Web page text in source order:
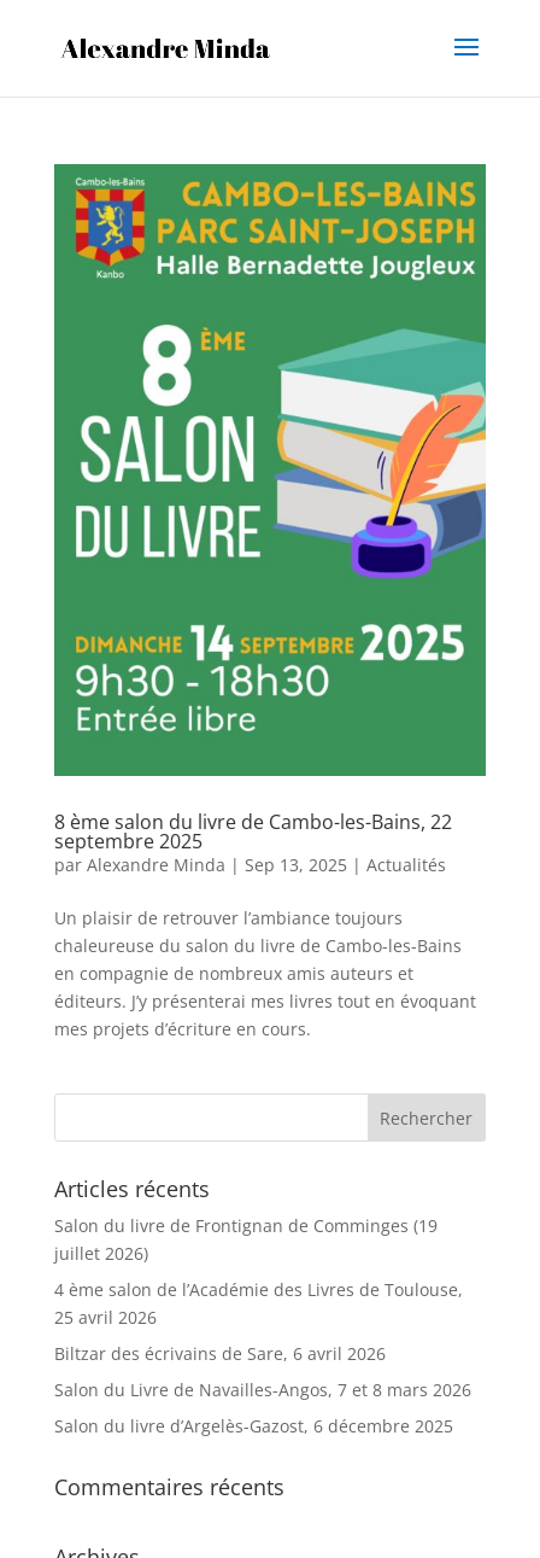
8 ème salon du livre de Cambo-les-Bains, 22
septembre 2025
par Alexandre Minda | Sep 13, 2025| Actualités
Un plaisir de retrouver l’ambiance toujours
chaleureuse du salon du livre de Cambo-les-Bains
en compagnie de nombreux amis auteurs et
éditeurs. J’y présenterai mes livres tout en évoquant
mes projets d’écriture en cours.
Articles récents
Salon du livre de Frontignan de Comminges (19
juillet 2026)
4 ème salon de l’Académie des Livres de Toulouse,
25 avril 2026
Biltzar des écrivains de Sare, 6 avril 2026
Salon du Livre de Navailles-Angos, 7 et 8 mars 2026
Salon du livre d’Argelès-Gazost, 6 décembre 2025
Commentaires récents